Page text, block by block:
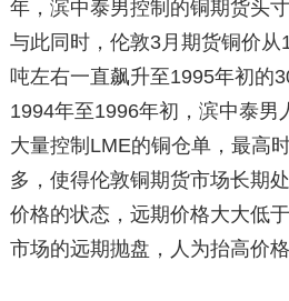
年，滨中泰男控制的铜期货头
与此同时，伦敦3月期货铜价
吨左右一直飙升至1995年初的
1994年至1996年初，滨中泰男
大量控制LME的铜仓单，最高
多，使得伦敦铜期货市场长期
价格的状态，远期价格大大低
市场的远期抛盘，人为抬高价格